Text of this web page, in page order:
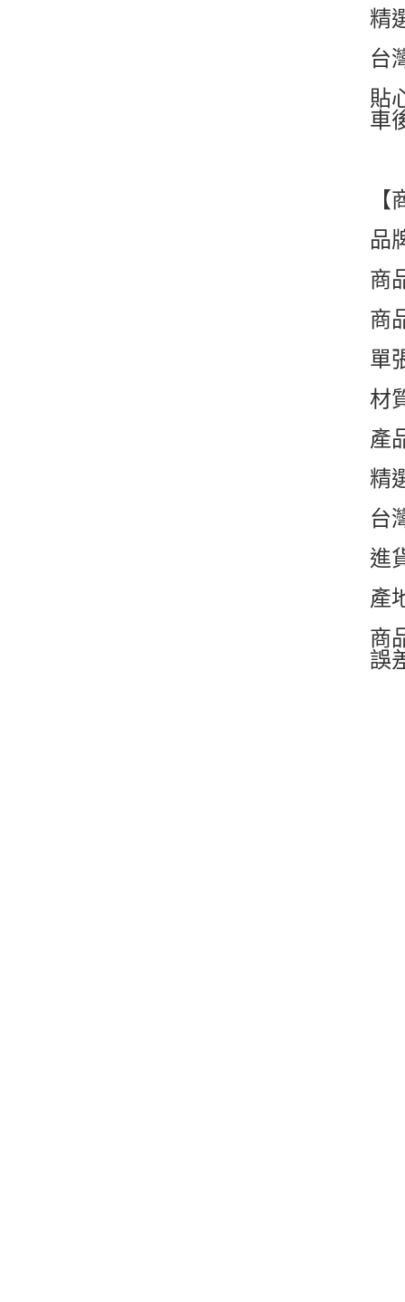
精
台
貼
車
【
品
商
商
單
材
產
精
台
進
產
商
誤